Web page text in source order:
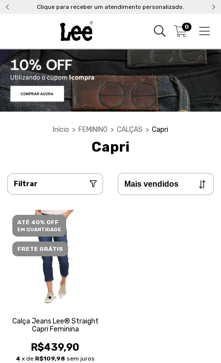
Clique para receber um atendimento personalizado.
0
Início > FEMININO > CALÇAS > Capri
Capri
Filtrar
ATÉ 40% OFF
EM QUANTIDADE
FRETE GRÁTIS
Calça Jeans Lee® Straight
Capri Feminina
R$439,90
4 x de R$109,98 sem juros